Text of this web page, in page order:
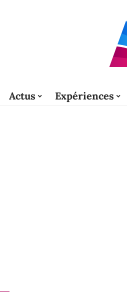
Actus Expériences